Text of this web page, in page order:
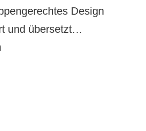
Design
und übersetzt…